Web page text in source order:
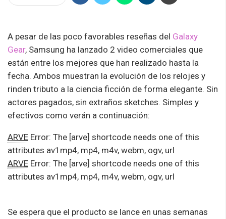
A pesar de las poco favorables reseñas del Galaxy
Gear, Samsung ha lanzado 2 video comerciales que
están entre los mejores que han realizado hasta la
fecha. Ambos muestran la evolución de los relojes y
rinden tributo a la ciencia ficción de forma elegante. Sin
actores pagados, sin extraños sketches. Simples y
efectivos como verán a continuación:
ARVE Error: The [arve] shortcode needs one of this
attributes av1mp4, mp4, m4v, webm, ogv, url
ARVE Error: The [arve] shortcode needs one of this
attributes av1mp4, mp4, m4v, webm, ogv, url
Se espera que el producto se lance en unas semanas